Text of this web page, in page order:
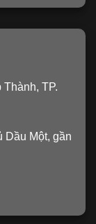
TP.
Dầu Một, gần